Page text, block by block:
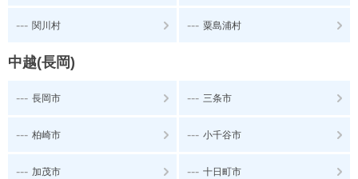
--- 関川村 --- 粟島浦村
中越(長岡)
--- 長岡市 --- 三条市
--- 柏崎市 --- 小千谷市
--- 加茂市 --- 十日町市